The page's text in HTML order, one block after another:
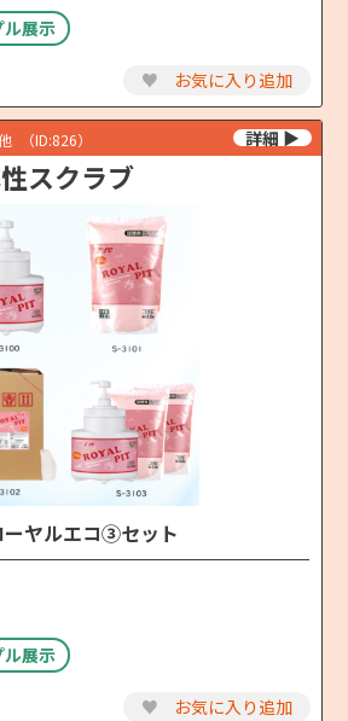
展示
♥ お気に入り追加
（ID:826）
スクラブ
ヤルエコ③セット
展示
♥ お気に入り追加